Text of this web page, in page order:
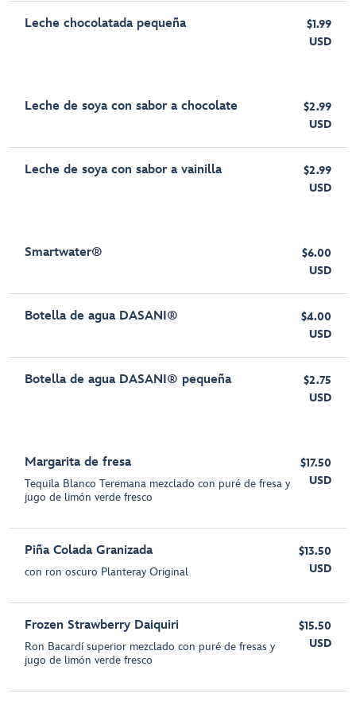
Leche chocolatada pequeña
$1.99
USD
Leche de soya con sabor a chocolate
$2.99
USD
Leche de soya con sabor a vainilla
$2.99
USD
Smartwater®
$6.00
USD
Botella de agua DASANI®
$4.00
USD
Botella de agua DASANI® pequeña
$2.75
USD
Margarita de fresa
Tequila Blanco Teremana mezclado con puré de fresa y
jugo de limón verde fresco
$17.50
USD
Piña Colada Granizada
con ron oscuro Planteray Original
$13.50
USD
Frozen Strawberry Daiquiri
Ron Bacardí superior mezclado con puré de fresas y
jugo de limón verde fresco
$15.50
USD